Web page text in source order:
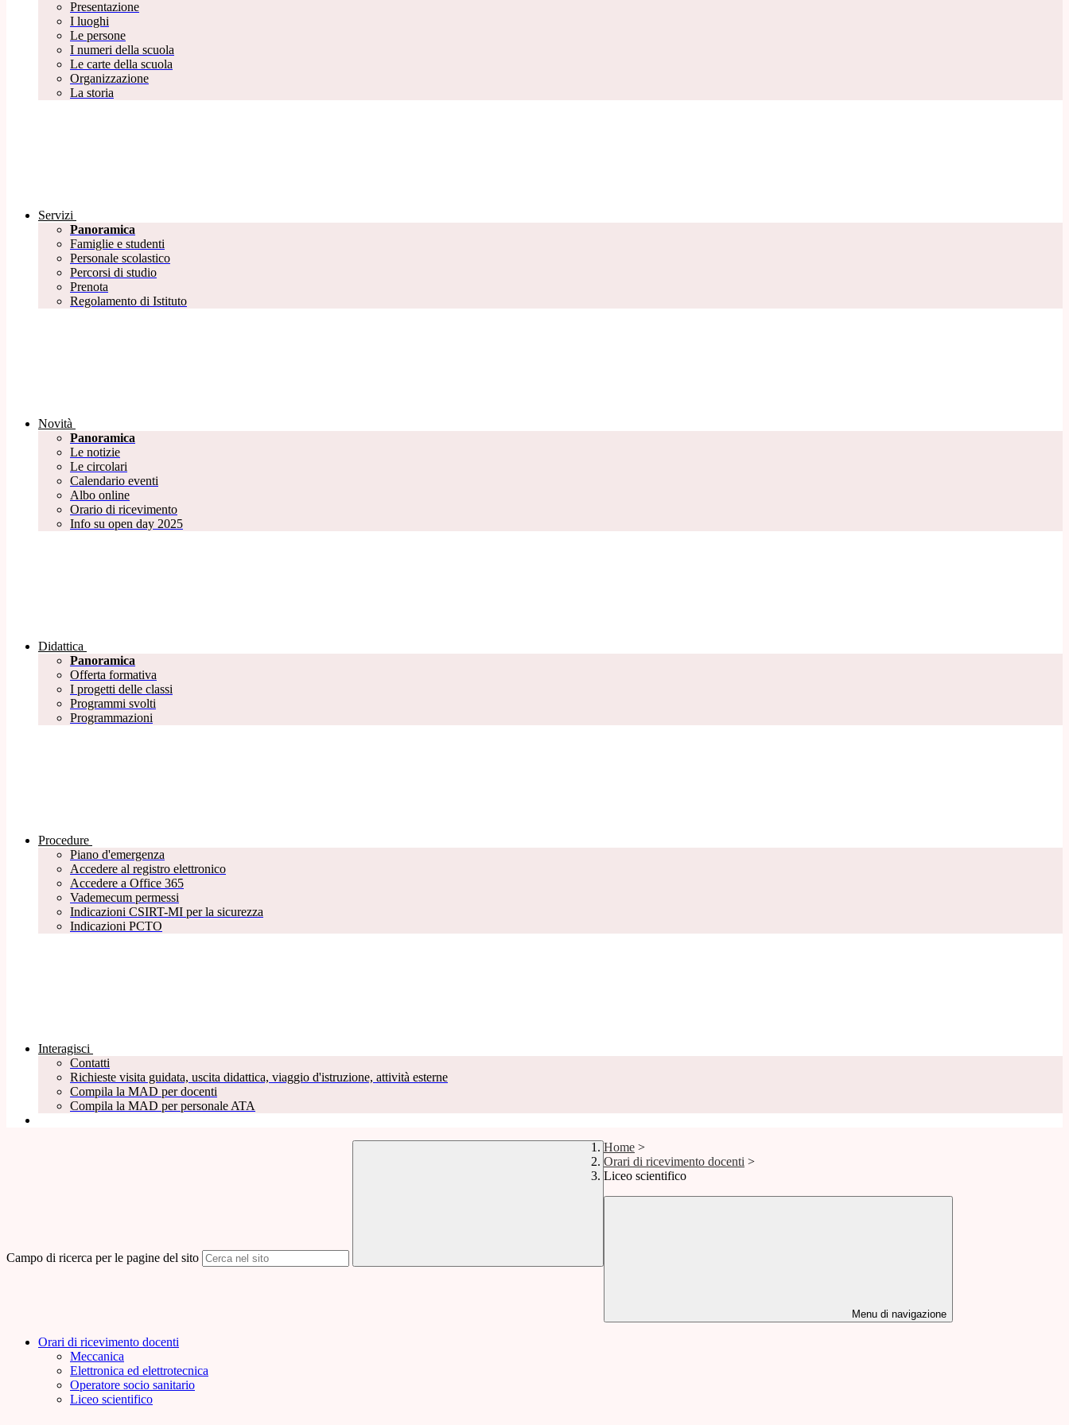
Presentazione
I luoghi
Le persone
I numeri della scuola
Le carte della scuola
Organizzazione
La storia
Servizi
Panoramica
Famiglie e studenti
Personale scolastico
Percorsi di studio
Prenota
Regolamento di Istituto
Novità
Panoramica
Le notizie
Le circolari
Calendario eventi
Albo online
Orario di ricevimento
Info su open day 2025
Didattica
Panoramica
Offerta formativa
I progetti delle classi
Programmi svolti
Programmazioni
Procedure
Piano d'emergenza
Accedere al registro elettronico
Accedere a Office 365
Vademecum permessi
Indicazioni CSIRT-MI per la sicurezza
Indicazioni PCTO
Interagisci
Contatti
Richieste visita guidata, uscita didattica, viaggio d'istruzione, attività esterne
Compila la MAD per docenti
Compila la MAD per personale ATA
Campo di ricerca per le pagine del sito
Home >
Orari di ricevimento docenti >
Liceo scientifico
Menu di navigazione
Orari di ricevimento docenti
Meccanica
Elettronica ed elettrotecnica
Operatore socio sanitario
Liceo scientifico